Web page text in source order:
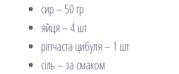
сир – 50 гр
яйця – 4 шт
ріпчаста цибуля – 1 шт
сіль – за смаком